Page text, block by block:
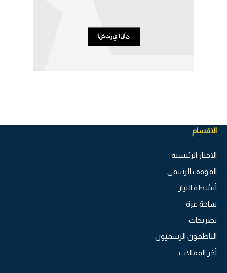
الاقسام
الاخبار الرئيسية
الموقف الرسمي
أنشطة التيار
ساحة غزة
تصريحات
الناطقون الرسميون
أخر المقالات